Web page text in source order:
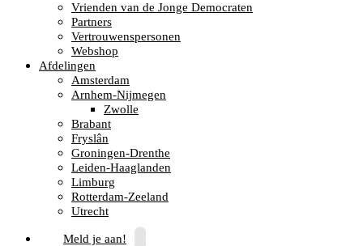
Vrienden van de Jonge Democraten
Partners
Vertrouwenspersonen
Webshop
Afdelingen
Amsterdam
Arnhem-Nijmegen
Zwolle
Brabant
Fryslân
Groningen-Drenthe
Leiden-Haaglanden
Limburg
Rotterdam-Zeeland
Utrecht
Meld je aan!